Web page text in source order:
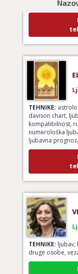
TEHNIKE:
davison chart,
kompatibilnost,
numerološka
ljubavna
TEHNIKE:ljubav,
druge osobe,